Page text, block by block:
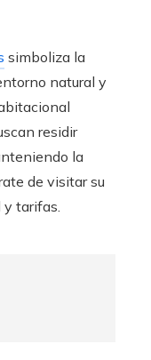
simboliza la
natural y
residir
la
de visitar su
tarifas.